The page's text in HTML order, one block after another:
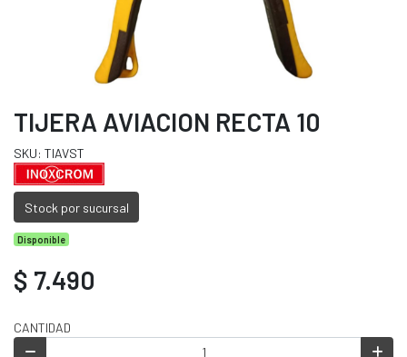
TIJERA AVIACION RECTA 10
SKU: TIAVST
Stock por sucursal
Disponible
$ 7.490
CANTIDAD